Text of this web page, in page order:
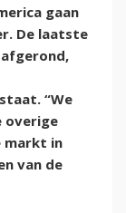
gaan
De laatste
“We
overige
markt in
van de